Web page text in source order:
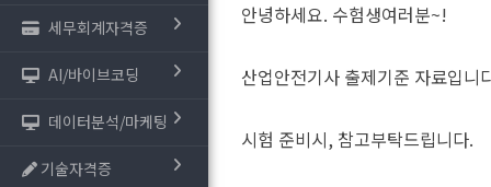
세무회계자격증
AI/바이브코딩
데이터분석/마케팅
기술자격증
안녕하세요. 수험생여러분~!
산업안전기사 출제기준 자료입니
시험 준비시, 참고부탁드립니다.